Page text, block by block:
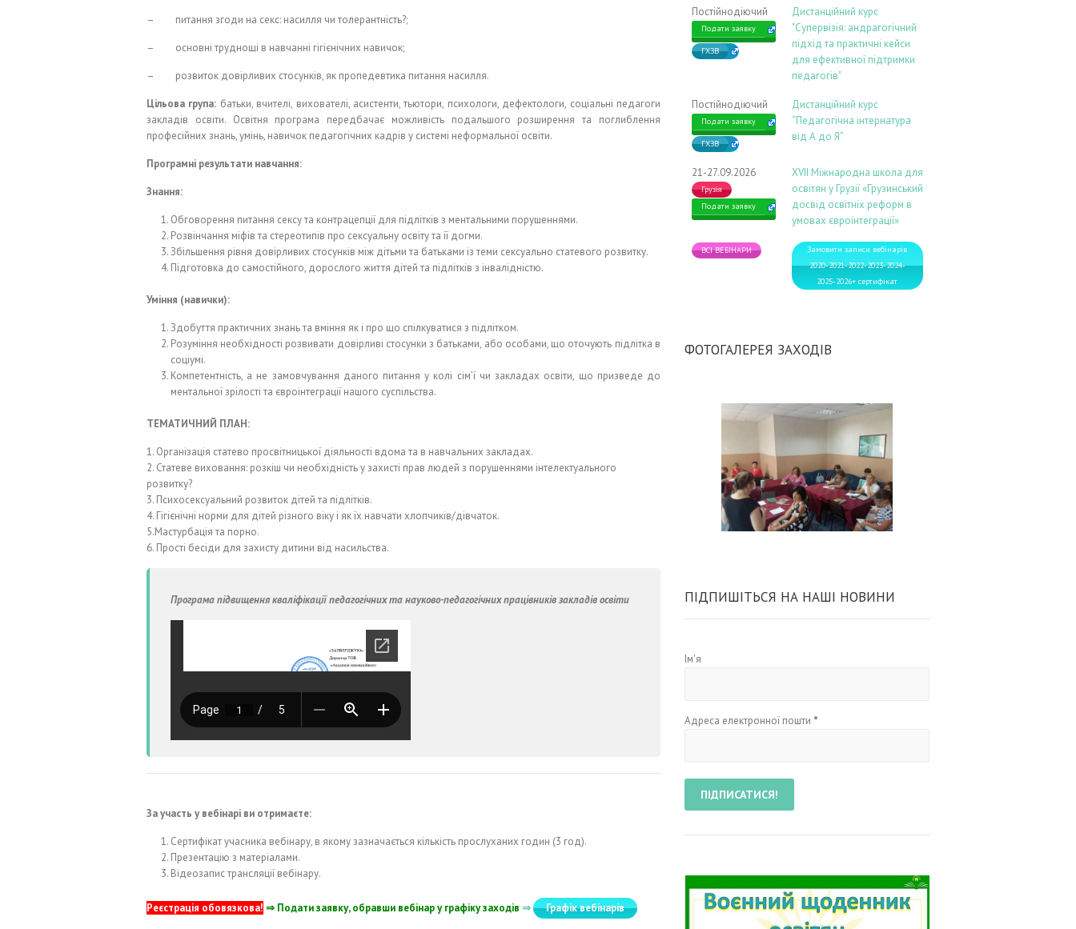
– питання згоди на секс: насилля чи толерантність?;
– основні труднощі в навчанні гігієнічних навичок;
– розвиток довірливих стосунків, як пропедевтика питання насилля.
Цільова група: батьки, вчителі, вихователі, асистенти, тьютори, психологи, дефектологи, соціальні педагоги
закладів освіти. Освітня програма передбачає можливість подальшого розширення та поглиблення
професійних знань, умінь, навичок педагогічних кадрів у системі неформальної освіти.
Програмні результати навчання:
Знання:
Обговорення питання сексу та контрацепції для підлітків з ментальними порушеннями.
Розвінчання міфів та стереотипів про сексуальну освіту та її догми.
Збільшення рівня довірливих стосунків між дітьми та батьками із теми сексуально статевого розвитку.
Підготовка до самостійного, дорослого життя дітей та підлітків з інвалідністю.
Уміння (навички):
Здобуття практичних знань та вміння як і про що спілкуватися з підлітком.
Розуміння необхідності розвивати довірливі стосунки з батьками, або особами, що оточують підлітка в
соціумі.
Компетентність, а не замовчування даного питання у колі сім’ї чи закладах освіти, що призведе до
ментальної зрілості та євроінтеграції нашого суспільства.
ТЕМАТИЧНИЙ ПЛАН:
1. Організація статево просвітницької діяльності вдома та в навчальних закладах.
2. Статеве виховання: розкіш чи необхідність у захисті прав людей з порушеннями інтелектуального
розвитку?
3. Психосексуальний розвиток дітей та підлітків.
4. Гігієнічні норми для дітей різного віку і як їх навчати хлопчиків/дівчаток.
5.Мастурбація та порно.
6. Прості бесіди для захисту дитини від насильства.
Програма підвищення кваліфікації педагогічних та науково-педагогічних працівників закладів освіти
За участь у вебінарі ви отримаєте:
Сертифікат учасника вебінару, в якому зазначається кількість прослуханих годин (3 год).
Презентацію з матеріалами.
Відеозапис трансляції вебінару.
Реєстрація обовязкова! ⇒ Подати заявку, обравши вебінар у графіку заходів ⇒ Графік вебінарів
Постійнодіючий
Подати заявку
ГХЗВ
Дистанційний курс
"Супервізія: андрагогічний
підхід та практичні кейси
для ефективної підтримки
педагогів"
Постійнодіючий
Подати заявку
ГХЗВ
Дистанційний курс
“Педагогічна інтернатура
від А до Я”
21-27.09.2026
Грузія
Подати заявку
ХVIІ Міжнародна школа для
освітян у Грузії «Грузинський
досвід освітніх реформ в
умовах євроінтеграції»
ВСІ ВЕБІНАРИ
Замовити записи вебінарів
2020-2021-2022-2023-2024-
2025-2026+ сертифікат
ФОТОГАЛЕРЕЯ ЗАХОДІВ
ПІДПИШІТЬСЯ НА НАШІ НОВИНИ
Ім'я
Адреса електронної пошти *